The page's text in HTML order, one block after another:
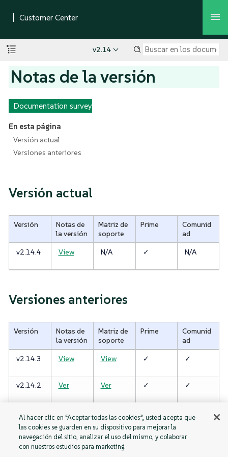
v2.14
Notas de la versión
Documentation survey
En esta página
Versión actual
Versiones anteriores
Versión actual
Versión
Notas de
la versión
Matriz de
soporte
Prime
Comunid
ad
v2.14.4
View N/A ✓ N/A
Versiones anteriores
Versión
Notas de
la versión
Matriz de
soporte
Prime
Comunid
ad
v2.14.3
View View ✓ ✓
v2.14.2 Ver Ver ✓ ✓
Al hacer clic en “Aceptar todas las cookies”, usted acepta que
las cookies se guarden en su dispositivo para mejorar la
navegación del sitio, analizar el uso del mismo, y colaborar
con nuestros estudios para marketing.